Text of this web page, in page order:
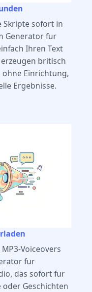
Skripte sofort in
Generator fur
Ihren Text
britisch
ohne Einrichtung,
Ergebnisse.
Voiceovers
fur
das sofort fur
oder Geschichten